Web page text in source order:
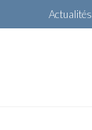
Actualités